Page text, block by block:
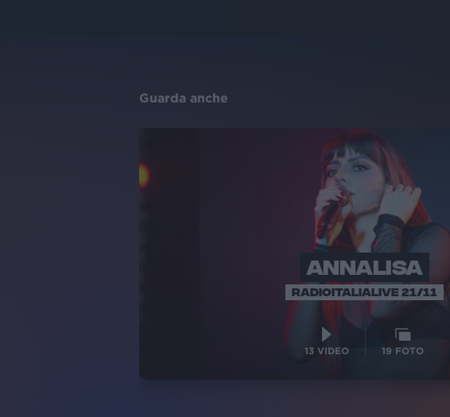
Guarda anche
ANNALISA
RADIOITALIALIVE 21/11
13 VIDEO 19 FOTO